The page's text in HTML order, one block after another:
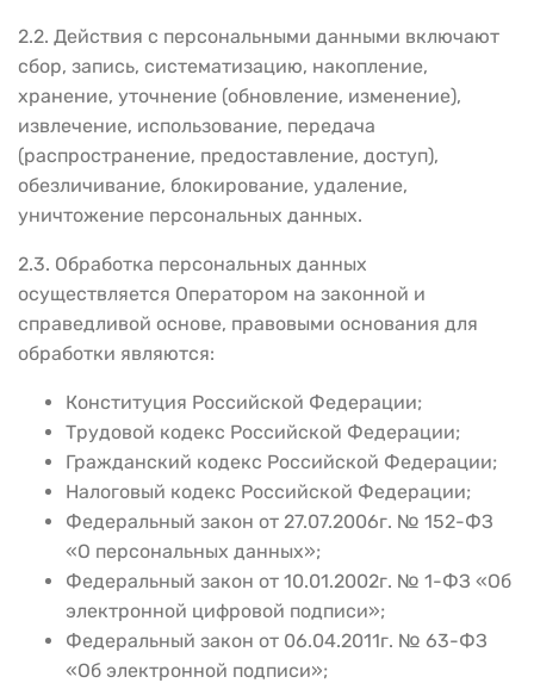
2.2. Действия с персональными данными включают
сбор, запись, систематизацию, накопление,
хранение, уточнение (обновление, изменение),
извлечение, использование, передача
(распространение, предоставление, доступ),
обезличивание, блокирование, удаление,
уничтожение персональных данных.
2.3. Обработка персональных данных
осуществляется Оператором на законной и
справедливой основе, правовыми основания для
обработки являются:
Конституция Российской Федерации;
Трудовой кодекс Российской Федерации;
Гражданский кодекс Российской Федерации;
Налоговый кодекс Российской Федерации;
Федеральный закон от 27.07.2006г. № 152-ФЗ
«О персональных данных»;
Федеральный закон от 10.01.2002г. № 1-ФЗ «Об
электронной цифровой подписи»;
Федеральный закон от 06.04.2011г. № 63-ФЗ
«Об электронной подписи»;